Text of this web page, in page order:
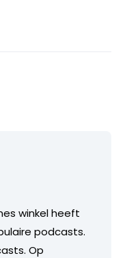
winkel heeft
podcasts.
Op